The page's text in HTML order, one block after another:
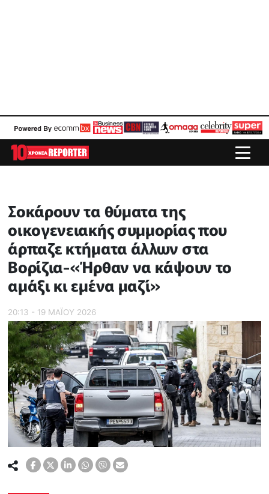
Σοκάρουν τα θύματα της
οικογενειακής συμμορίας που
άρπαζε κτήματα άλλων στα
Βορίζια-«Ήρθαν να κάψουν το
αμάξι κι εμένα μαζί»
20:13 - 19 ΜΑΪ́ΟΥ 2026